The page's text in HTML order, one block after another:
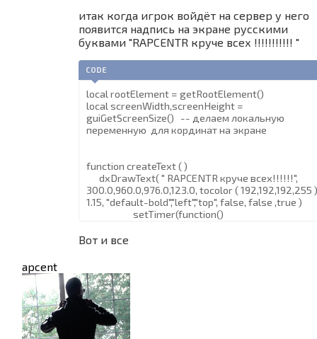
итак когда игрок войдёт на сервер у него
появится надпись на экране русскими
буквами "RAPCENTR круче всех !!!!!!!!!!! "
CODE
local rootElement = getRootElement()
local screenWidth,screenHeight =
guiGetScreenSize() -- делаем локальную
переменную для кординат на экране
function createText ( )
dxDrawText( " RAPCENTR круче всех!!!!!!",
300.0,960.0,976.0,123.0, tocolor ( 192,192,192,255
1.15, "default-bold","left","top", false, false ,true )
setTimer(function()
createText ) end, 5000,1) -- время когда надпись
-- итак чтобы изменить цвет шрифта меняем
tocolor ( 192,192,192,255 ) в скобках
-- чтобы изменить позицию на экране меняем
эти кординаты 300.0,960.0,976.0,123.0
Вот и все
apcent